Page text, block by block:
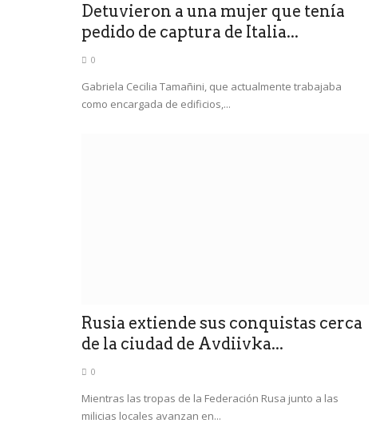
Detuvieron a una mujer que tenía
pedido de captura de Italia...
0
Gabriela Cecilia Tamañini, que actualmente trabajaba
como encargada de edificios,...
Rusia extiende sus conquistas cerca
de la ciudad de Avdiivka...
0
Mientras las tropas de la Federación Rusa junto a las
milicias locales avanzan en...